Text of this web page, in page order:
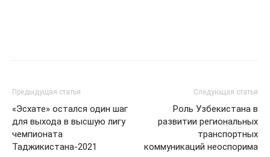
Предыдущая статья
«Эсхате» остался один шаг
для выхода в высшую лигу
чемпионата
Таджикистана-2021
Следующая статья
Роль Узбекистана в
развитии региональных
транспортных
коммуникаций неоспорима